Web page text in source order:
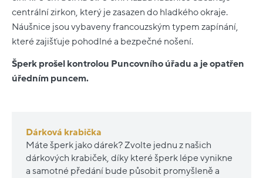
centrální zirkon, který je zasazen do hladkého okraje.
Náušnice jsou vybaveny francouzským typem zapínání,
které zajišťuje pohodlné a bezpečné nošení.
Šperk prošel kontrolou Puncovního úřadu a je opatřen
úředním puncem.
Dárková krabička
Máte šperk jako dárek? Zvolte jednu z našich
dárkových krabiček, díky které šperk lépe vynikne
a samotné předání bude působit promyšleně a